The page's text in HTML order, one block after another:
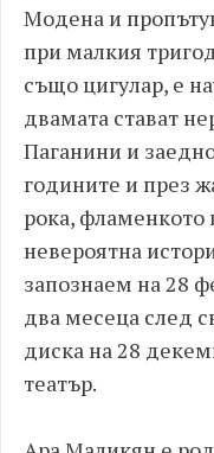
Модена и
при малкия
също цигулар, е
двамата стават
Паганини и
годините и през
рока, фламенкото
невероятна
запознаем на 28
два месеца след
диска на 28
театър.